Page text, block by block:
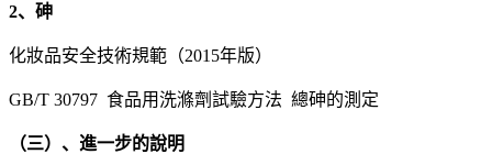
2、砷
化妝品安全技術規範（2015年版）
GB/T 30797 食品用洗滌劑試驗方法 總砷的測定
（三）、進一步的說明